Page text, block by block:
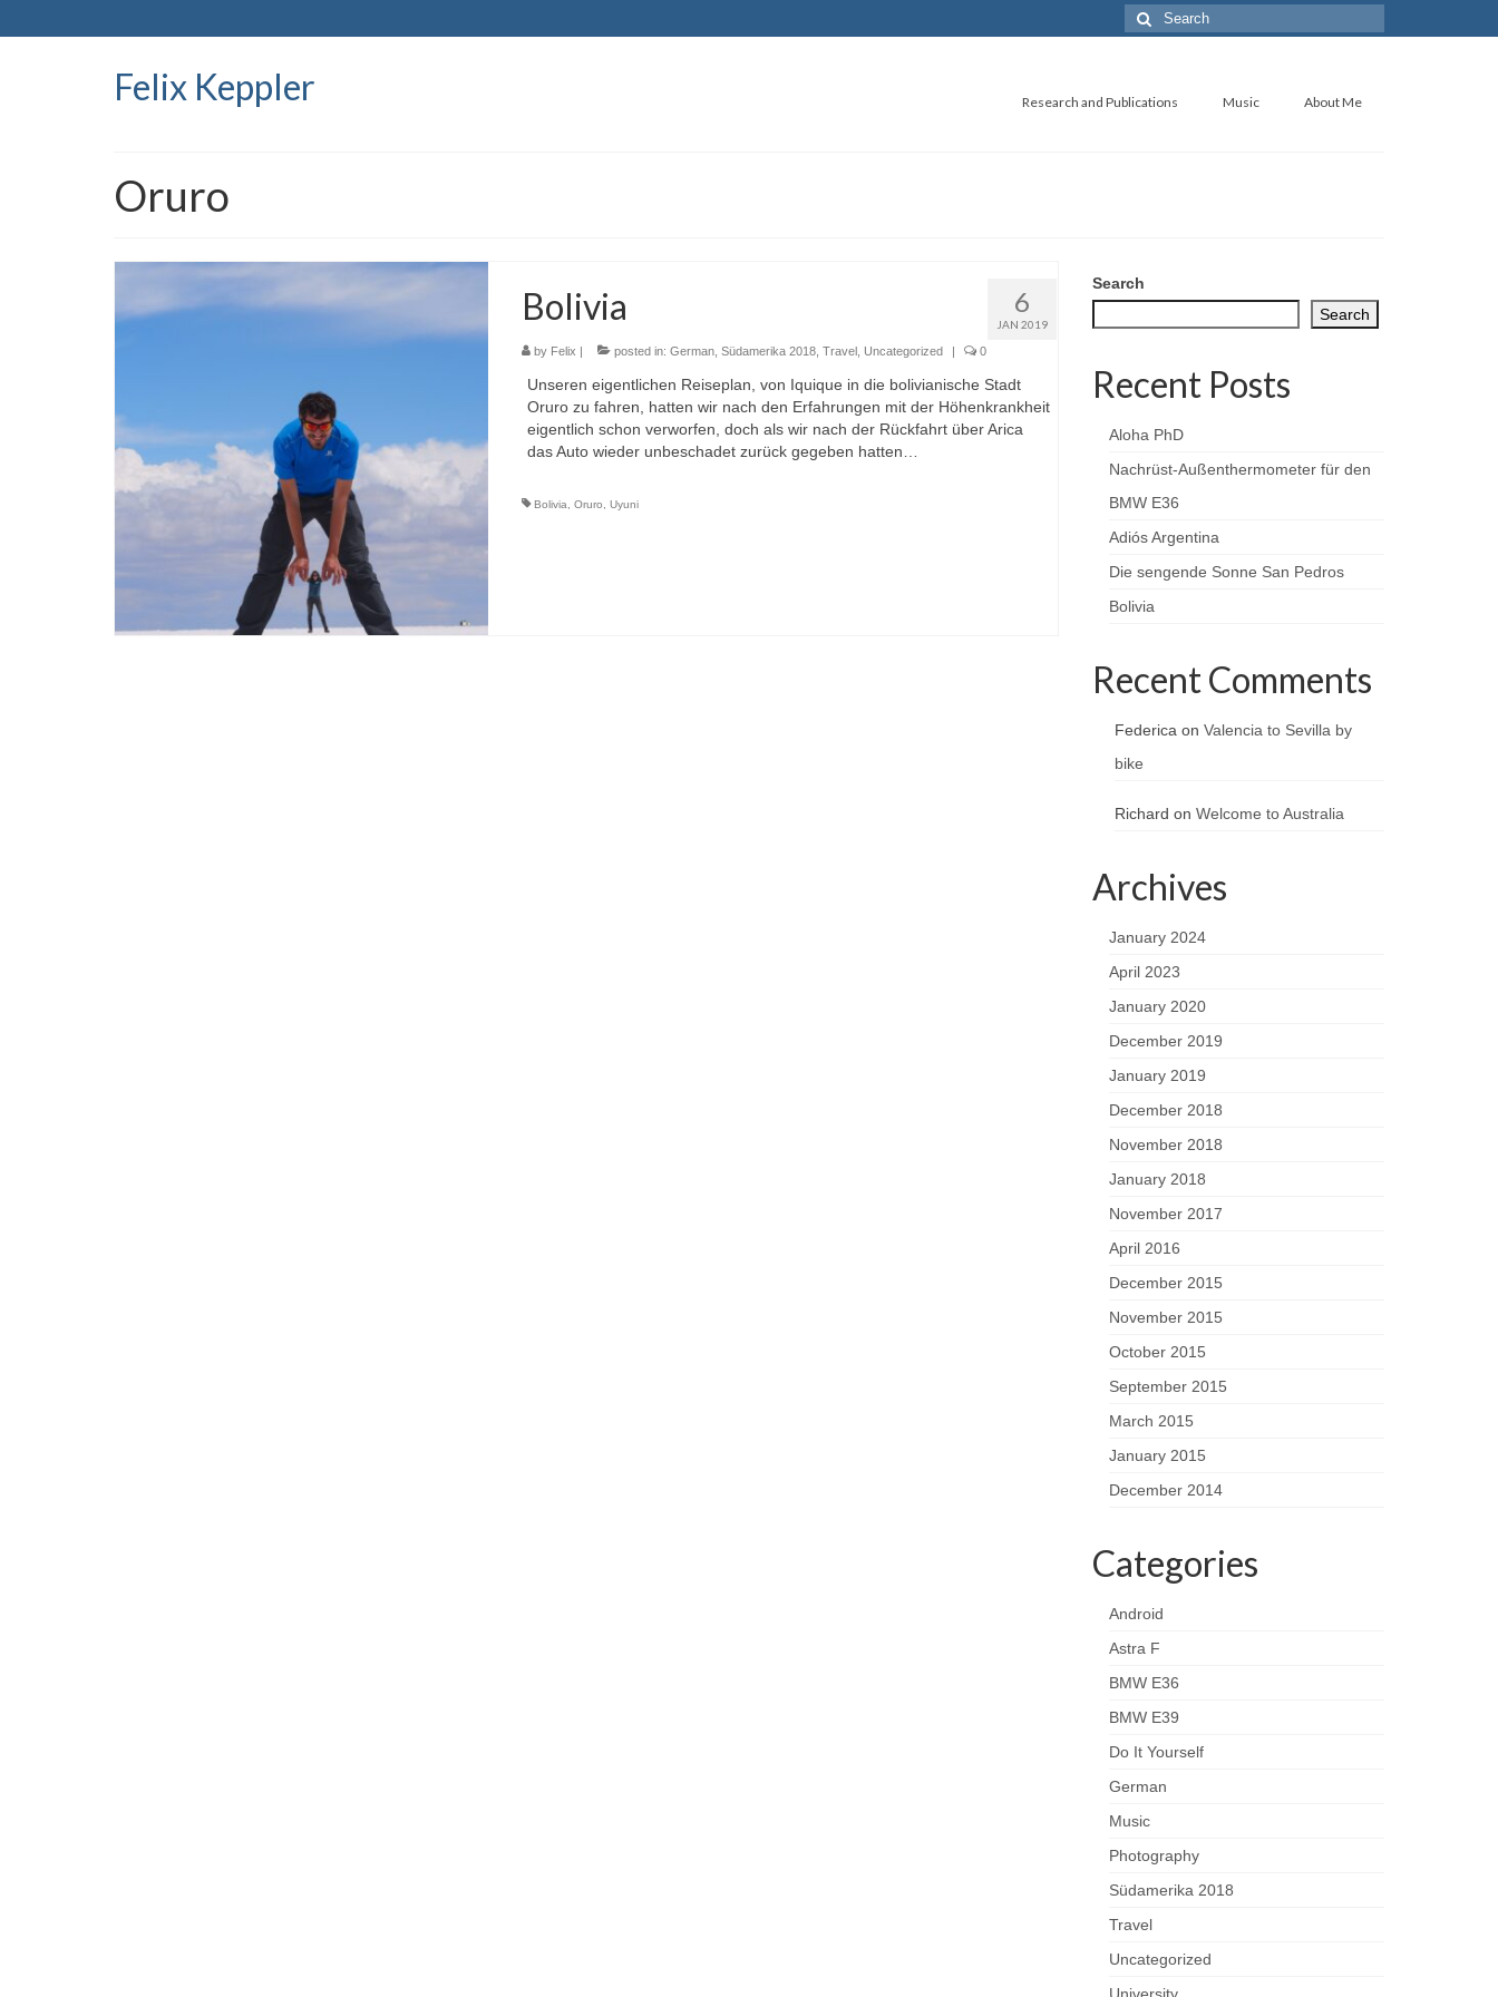
Search
for:
Felix Keppler Research and Publications Music About Me
Oruro
6
JAN 2019
Bolivia
by Felix | posted in: German, Südamerika 2018, Travel, Uncategorized | 0
Unseren eigentlichen Reiseplan, von Iquique in die bolivianische Stadt
Oruro zu fahren, hatten wir nach den Erfahrungen mit der Höhenkrankheit
eigentlich schon verworfen, doch als wir nach der Rückfahrt über Arica
das Auto wieder unbeschadet zurück gegeben hatten…
Bolivia Oruro Uyuni
Search
Search
Recent Posts
Aloha PhD
Nachrüst-Außenthermometer für den
BMW E36
Adiós Argentina
Die sengende Sonne San Pedros
Bolivia
Recent Comments
Federica on Valencia to Sevilla by
bike
Richard on Welcome to Australia
Archives
January 2024
April 2023
January 2020
December 2019
January 2019
December 2018
November 2018
January 2018
November 2017
April 2016
December 2015
November 2015
October 2015
September 2015
March 2015
January 2015
December 2014
Categories
Android
Astra F
BMW E36
BMW E39
Do It Yourself
German
Music
Photography
Südamerika 2018
Travel
Uncategorized